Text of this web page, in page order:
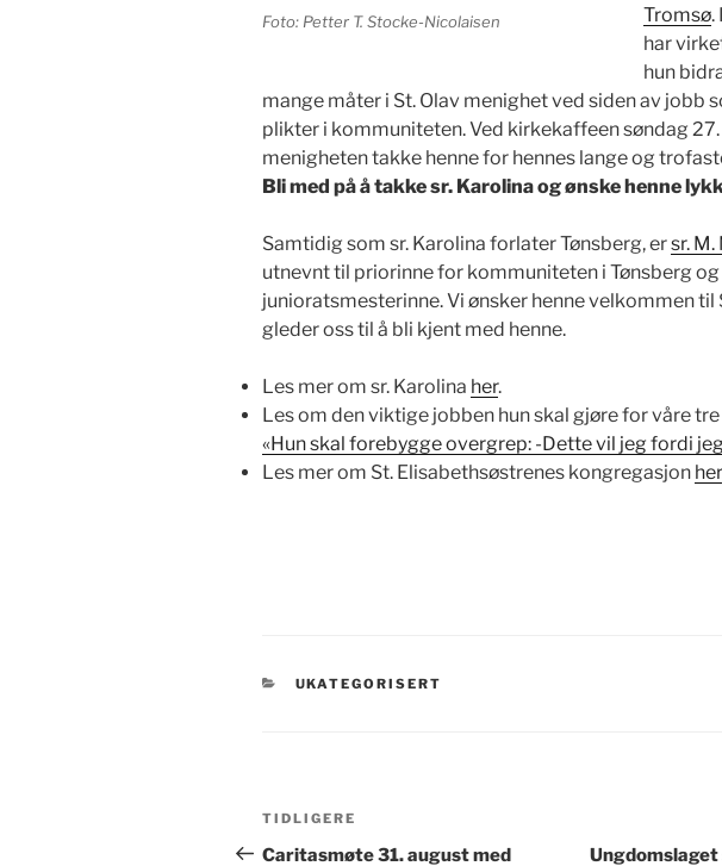
Foto: Petter T. Stocke-Nicolaisen
Tromsø.
har
hun
mange måter i St. Olav menighet ved siden av jobb
plikter i kommuniteten. Ved kirkekaffeen søndag
menigheten takke henne for hennes lange og
Bli med på å takke sr. Karolina og ønske henne
Samtidig som sr. Karolina forlater Tønsberg, ersr.
utnevnt til priorinne for kommuniteten i Tønsberg og
junioratsmesterinne. Vi ønsker henne velkommen til
gleder oss til å bli kjent med henne.
Les mer om sr. Karolina her.
Les om den viktige jobben hun skal gjøre for våre
«Hun skal forebygge overgrep: -Dette vil jeg fordi
Les mer om St. Elisabethsøstrenes kongregasjon her
KATEGORIER
UKATEGORISERT
Innleggsnavigasjon
Forrige
innlegg
TIDLIGERE
Caritasmøte 31. august med